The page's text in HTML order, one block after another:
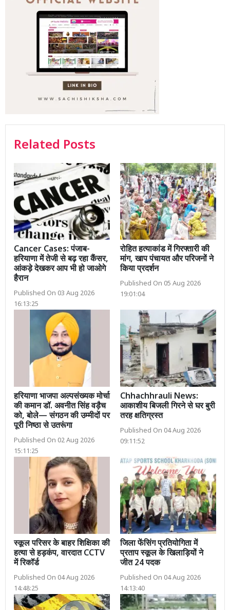
Related Posts
Cancer Cases: पंजाब-
हरियाणा में तेजी से बढ़ रहा कैंसर,
आंकड़े देखकर आप भी हो जाओगे
हैरान
Published On 03 Aug 2026
16:13:25
रोहित हत्याकांड में गिरफ्तारी की
मांग, खाप पंचायत और परिजनों ने
किया प्रदर्शन
Published On 05 Aug 2026
19:01:04
हरियाणा भाजपा अल्पसंख्यक मोर्चा
की कमान डॉ. अवनीत सिंह वड़ैच
को, बोले— संगठन की उम्मीदों पर
पूरी निष्ठा से उतरूंगा
Published On 02 Aug 2026
15:11:25
Chhachhrauli News:
आकाशीय बिजली गिरने से घर बुरी
तरह क्षतिग्रस्त
Published On 04 Aug 2026
09:11:52
स्कूल परिसर के बाहर शिक्षिका की
हत्या से हड़कंप, वारदात CCTV
में रिकॉर्ड
Published On 04 Aug 2026
14:48:25
जिला फेंसिंग प्रतियोगिता में
प्रताप स्कूल के खिलाड़ियों ने
जीत 24 पदक
Published On 04 Aug 2026
14:13:40